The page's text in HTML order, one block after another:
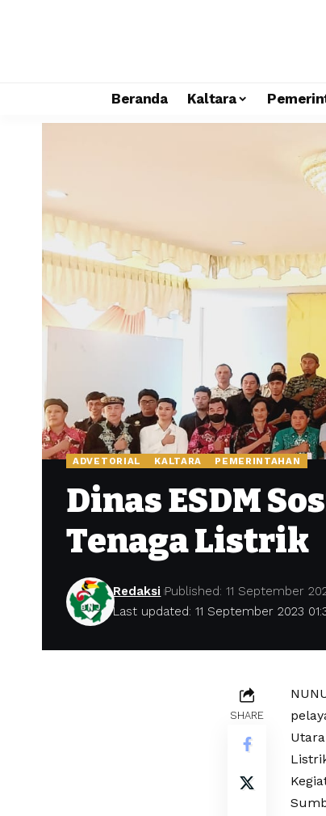
Beranda Kaltara
ADVETORIAL KALTARA PEMERINTAHAN
Dinas ESDM
Tenaga Listrik
Last updated: 11 September 2023
Redaksi Published: 11 September
SHARE